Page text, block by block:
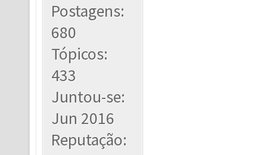
Postagens:
680
Tópicos:
433
Juntou-se:
Jun 2016
Reputação: